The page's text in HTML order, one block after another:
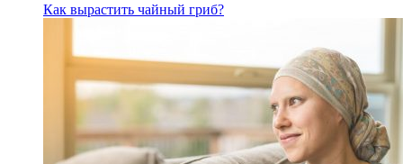
Как вырастить чайный гриб?